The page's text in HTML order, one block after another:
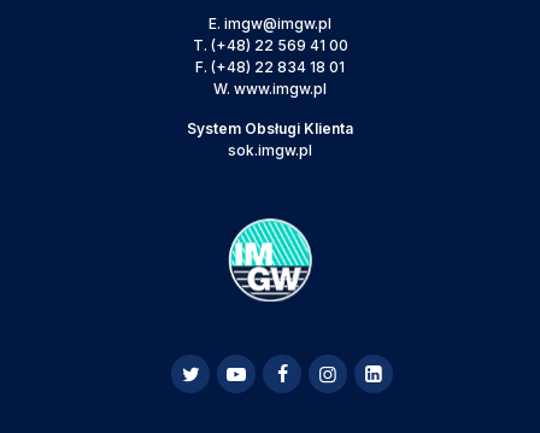
E. imgw@imgw.pl
T. (+48) 22 569 41 00
F. (+48) 22 834 18 01
W. www.imgw.pl
System Obsługi Klienta
sok.imgw.pl